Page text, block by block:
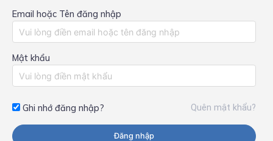
Email hoặc Tên đăng nhập
Mật khẩu
Ghi nhớ đăng nhập? Quên mật khẩu?
Đăng nhập